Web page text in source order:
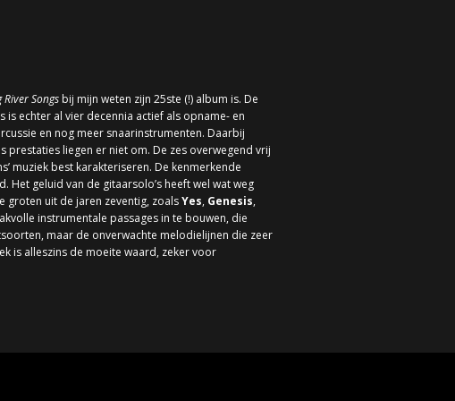
River Songs bij mijn weten zijn 25ste (!) album is. De
echter al vier decennia actief als opname- en
en nog meer snaarinstrumenten. Daarbij
prestaties liegen er niet om. De zes overwegend vrij
muziek best karakteriseren. De kenmerkende
geluid van de gitaarsolo’s heeft wel wat weg
groten uit de jaren zeventig, zoalsYes, Genesis,
instrumentale passages in te bouwen, die
maar de onverwachte melodielijnen die zeer
is alleszins de moeite waard, zeker voor